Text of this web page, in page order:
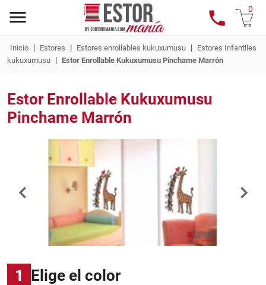
0
Inicio | Estores | Estores enrollables kukuxumusu | Estores Infantiles
kukuxumusu | Estor Enrollable Kukuxumusu Pinchame Marrón
Estor Enrollable Kukuxumusu
Pinchame Marrón
1 Elige el color